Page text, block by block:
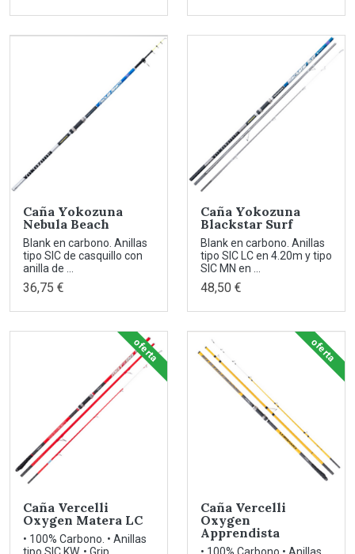
Caña Yokozuna
Nebula Beach
Blank en carbono. Anillas
tipo SIC de casquillo con
anilla de ...
36,75 €
Caña Yokozuna
Blackstar Surf
Blank en carbono. Anillas
tipo SIC LC en 4.20m y tipo
SIC MN en ...
48,50 €
Caña Vercelli
Oxygen Matera LC
• 100% Carbono. • Anillas
oferta
Caña Vercelli
Oxygen
Apprendista
oferta